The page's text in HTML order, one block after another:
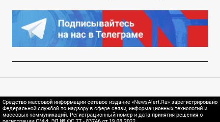
Средство массовой информации сетевое издание «NewsAlert.Ru» зарегистрировано
Федеральной службой по надзору в сфере связи, информационных технологий и
массовых коммуникаций. Регистрационный номер и дата принятия решения о